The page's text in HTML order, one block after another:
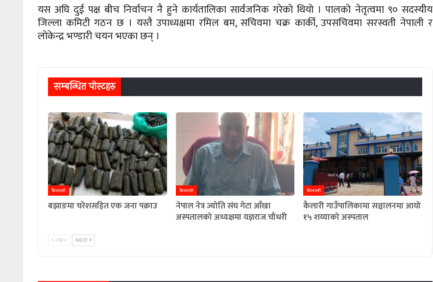
यस अघि दुई पक्ष बीच निर्वाचन नै हुने कार्यतालिका सार्वजनिक गरेको थियो । पालको नेतृत्वमा ९० सदस्यीय
जिल्ला कमिटी गठन छ । यस्तै उपाध्यक्षमा रमिल बम, सचिवमा चक्र कार्की, उपसचिवमा सरस्वती नेपाली र
लोकेन्द्र भण्डारी चयन भएका छन् ।
सम्बन्धित पाेस्टहरु
कैलाली
बझाङमा चरेशसहित एक जना पक्राउ
कैलाली
नेपाल नेत्र ज्योति संघ गेटा आँखा
अस्पतालको अध्यक्षमा यज्ञराज चौधरी
कैलाली
कैलारी गाउँपालिकामा सञ्चालनमा आयो
१५ शय्याको अस्पताल
PREV NEXT